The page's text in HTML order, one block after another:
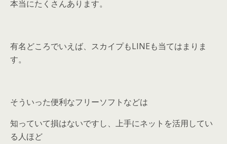
本当にたくさんあります。
有名どころでいえば、スカイプもLINEも当てはまりま
す。
そういった便利なフリーソフトなどは
知っていて損はないですし、上手にネットを活用してい
る人ほど